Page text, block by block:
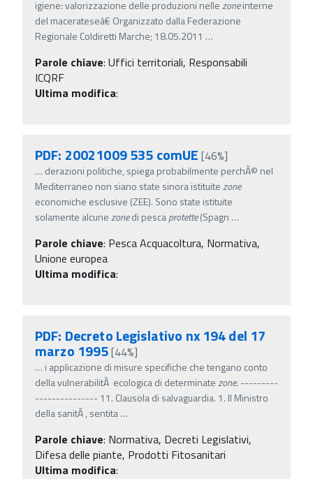
igiene: valorizzazione delle produzioni nellezoneinterne
del macerateseâ€ Organizzato dalla Federazione
Regionale Coldiretti Marche; 18.05.2011 …
Parole chiave: Uffici territoriali, Responsabili
ICQRF
Ultima modifica:
PDF: 20021009 535 comUE [46%]
… derazioni politiche, spiega probabilmente perchÃ© nel
Mediterraneo non siano state sinora istituitezone
economiche esclusive (ZEE). Sono state istituite
solamente alcunezonedi pescaprotette(Spagn …
Parole chiave: Pesca Acquacoltura, Normativa,
Unione europea
Ultima modifica:
PDF: Decreto Legislativo nx 194 del 17
marzo 1995[44%]
… i applicazione di misure specifiche che tengano conto
della vulnerabilitÃ ecologica di determinatezone. ---------
--------------- 11. Clausola di salvaguardia. 1. Il Ministro
della sanitÃ , sentita…
Parole chiave: Normativa, Decreti Legislativi,
Difesa delle piante, Prodotti Fitosanitari
Ultima modifica: